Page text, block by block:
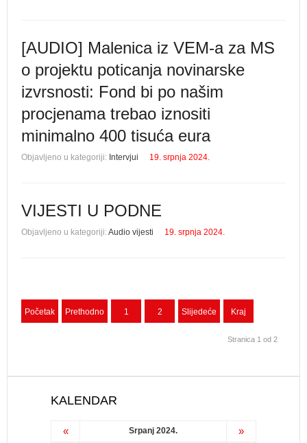
[AUDIO] Malenica iz VEM-a za MS
o projektu poticanja novinarske
izvrsnosti: Fond bi po našim
procjenama trebao iznositi
minimalno 400 tisuća eura
Objavljeno u kategoriji: Intervjui 19. srpnja 2024.
VIJESTI U PODNE
Objavljeno u kategoriji:Audio vijesti 19. srpnja 2024.
Početak Prethodno 1 2 Slijedeće Kraj
Stranica 1 od 2
KALENDAR
« Srpanj 2024. »